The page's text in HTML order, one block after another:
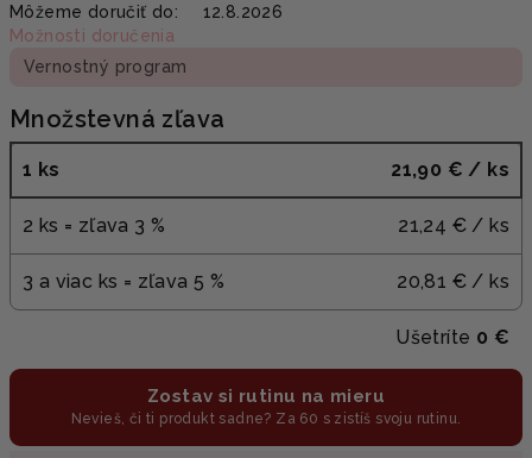
cena:
Môžeme doručiť do:
12.8.2026
Možnosti doručenia
Vernostný program
Množstevná zľava
1 ks 21,90 € / ks
2 ks = zľava 3 % 21,24 € / ks
3 a viac ks = zľava 5 % 20,81 € / ks
Ušetríte 0 €
Zostav si rutinu na mieru
Nevieš, či ti produkt sadne? Za 60 s zistíš svoju rutinu.